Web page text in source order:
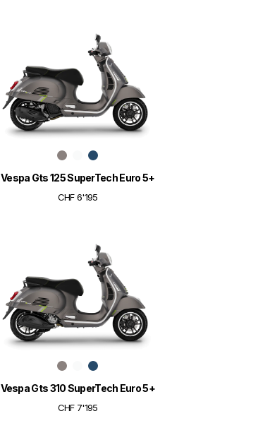
Vespa Gts 125 SuperTech Euro 5+
CHF 6'195
Vespa Gts 310 SuperTech Euro 5+
CHF 7'195